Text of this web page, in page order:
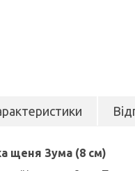
щеня Зума (8 см)